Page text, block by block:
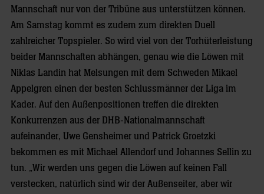
Mannschaft nur von der Tribüne aus unterstützen können.
Am Samstag kommt es zudem zum direkten Duell
zahlreicher Topspieler. So wird viel von der Torhüterleistung
beider Mannschaften abhängen, genau wie die Löwen mit
Niklas Landin hat Melsungen mit dem Schweden Mikael
Appelgren einen der besten Schlussmänner der Liga im
Kader. Auf den Außenpositionen treffen die direkten
Konkurrenzen aus der DHB-Nationalmannschaft
aufeinander, Uwe Gensheimer und Patrick Groetzki
bekommen es mit Michael Allendorf und Johannes Sellin zu
tun. „Wir werden uns gegen die Löwen auf keinen Fall
verstecken, natürlich sind wir der Außenseiter, aber wir